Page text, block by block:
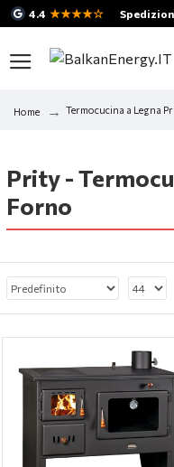
4.4 ★★★★☆
Home Termocucina a Legna
Prity -
Forno